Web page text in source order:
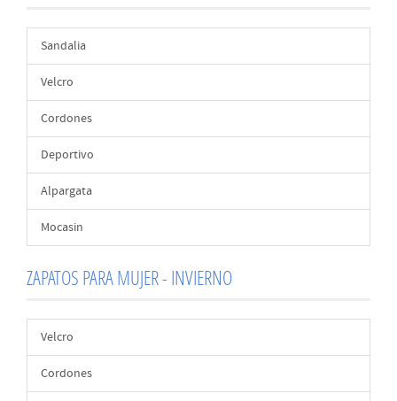
Sandalia
Velcro
Cordones
Deportivo
Alpargata
Mocasin
ZAPATOS PARA MUJER - INVIERNO
Velcro
Cordones